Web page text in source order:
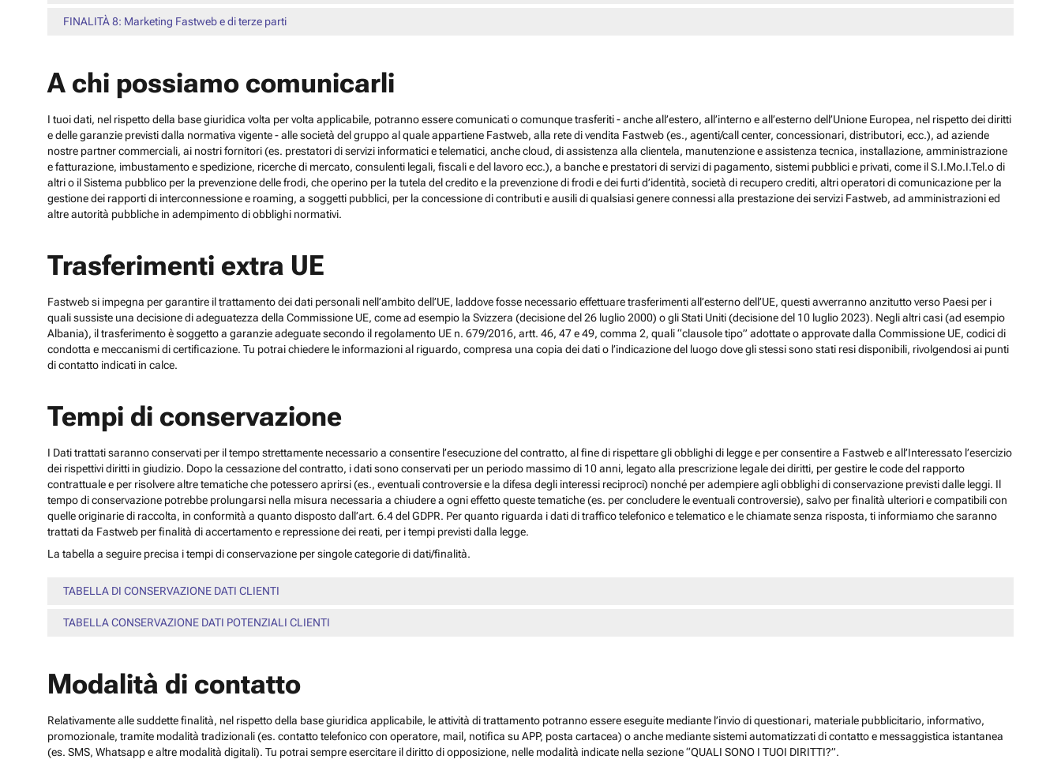
FINALITÀ 8: Marketing Fastweb e di terze parti
A chi possiamo comunicarli
I tuoi dati, nel rispetto della base giuridica volta per volta applicabile, potranno essere comunicati o comunque trasferiti - anche all’estero, all’interno e all’esterno dell’Unione Europea, nel rispetto dei diritti
e delle garanzie previsti dalla normativa vigente - alle società del gruppo al quale appartiene Fastweb, alla rete di vendita Fastweb (es., agenti/call center, concessionari, distributori, ecc.), ad aziende
nostre partner commerciali, ai nostri fornitori (es. prestatori di servizi informatici e telematici, anche cloud, di assistenza alla clientela, manutenzione e assistenza tecnica, installazione, amministrazione
e fatturazione, imbustamento e spedizione, ricerche di mercato, consulenti legali, fiscali e del lavoro ecc.), a banche e prestatori di servizi di pagamento, sistemi pubblici e privati, come il S.I.Mo.I.Tel.o di
altri o il Sistema pubblico per la prevenzione delle frodi, che operino per la tutela del credito e la prevenzione di frodi e dei furti d’identità, società di recupero crediti, altri operatori di comunicazione per la
gestione dei rapporti di interconnessione e roaming, a soggetti pubblici, per la concessione di contributi e ausili di qualsiasi genere connessi alla prestazione dei servizi Fastweb, ad amministrazioni ed
altre autorità pubbliche in adempimento di obblighi normativi.
Trasferimenti extra UE
Fastweb si impegna per garantire il trattamento dei dati personali nell’ambito dell’UE, laddove fosse necessario effettuare trasferimenti all’esterno dell’UE, questi avverranno anzitutto verso Paesi per i
quali sussiste una decisione di adeguatezza della Commissione UE, come ad esempio la Svizzera (decisione del 26 luglio 2000) o gli Stati Uniti (decisione del 10 luglio 2023). Negli altri casi (ad esempio
Albania), il trasferimento è soggetto a garanzie adeguate secondo il regolamento UE n. 679/2016, artt. 46, 47 e 49, comma 2, quali “clausole tipo” adottate o approvate dalla Commissione UE, codici di
condotta e meccanismi di certificazione. Tu potrai chiedere le informazioni al riguardo, compresa una copia dei dati o l’indicazione del luogo dove gli stessi sono stati resi disponibili, rivolgendosi ai punti
di contatto indicati in calce.
Tempi di conservazione
I Dati trattati saranno conservati per il tempo strettamente necessario a consentire l’esecuzione del contratto, al fine di rispettare gli obblighi di legge e per consentire a Fastweb e all’Interessato l’esercizio
dei rispettivi diritti in giudizio. Dopo la cessazione del contratto, i dati sono conservati per un periodo massimo di 10 anni, legato alla prescrizione legale dei diritti, per gestire le code del rapporto
contrattuale e per risolvere altre tematiche che potessero aprirsi (es., eventuali controversie e la difesa degli interessi reciproci) nonché per adempiere agli obblighi di conservazione previsti dalle leggi. Il
tempo di conservazione potrebbe prolungarsi nella misura necessaria a chiudere a ogni effetto queste tematiche (es. per concludere le eventuali controversie), salvo per finalità ulteriori e compatibili con
quelle originarie di raccolta, in conformità a quanto disposto dall’art. 6.4 del GDPR. Per quanto riguarda i dati di traffico telefonico e telematico e le chiamate senza risposta, ti informiamo che saranno
trattati da Fastweb per finalità di accertamento e repressione dei reati, per i tempi previsti dalla legge.
La tabella a seguire precisa i tempi di conservazione per singole categorie di dati/finalità.
TABELLA DI CONSERVAZIONE DATI CLIENTI
TABELLA CONSERVAZIONE DATI POTENZIALI CLIENTI
Modalità di contatto
Relativamente alle suddette finalità, nel rispetto della base giuridica applicabile, le attività di trattamento potranno essere eseguite mediante l’invio di questionari, materiale pubblicitario, informativo,
promozionale, tramite modalità tradizionali (es. contatto telefonico con operatore, mail, notifica su APP, posta cartacea) o anche mediante sistemi automatizzati di contatto e messaggistica istantanea
(es. SMS, Whatsapp e altre modalità digitali). Tu potrai sempre esercitare il diritto di opposizione, nelle modalità indicate nella sezione “QUALI SONO I TUOI DIRITTI?”.